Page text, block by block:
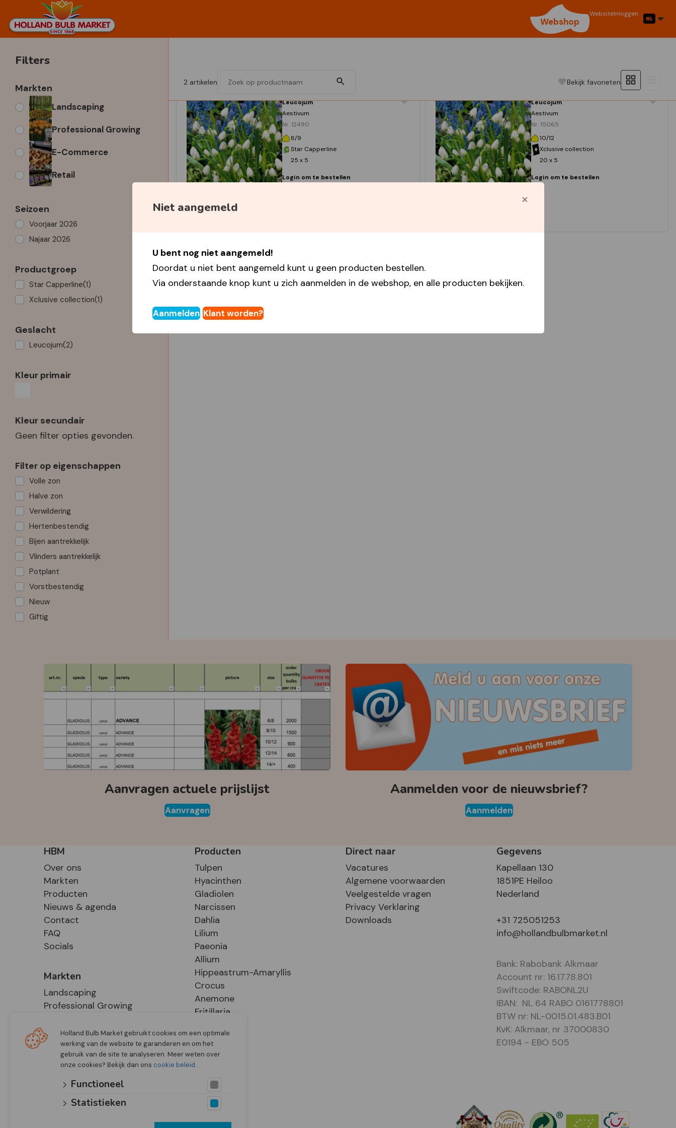
Webshop
WebsiteInloggen
Niet aangemeld
U bent nog niet aangemeld!
Doordat u niet bent aangemeld kunt u geen producten bestellen.
Via onderstaande knop kunt u zich aanmelden in de webshop, en alle producten bekijken.
Aanmelden Klant worden?
Filters
Markten
Landscaping
Professional Growing
E-Commerce
Retail
Seizoen
Voorjaar 2026
Najaar 2026
Productgroep
Star Capperline(1)
Xclusive collection(1)
Geslacht
Leucojum(2)
Kleur primair
Kleur secundair
Geen filter opties gevonden.
Filter op eigenschappen
Volle zon
Halve zon
Verwildering
Hertenbestendig
Bijen aantrekkelijk
Vlinders aantrekkelijk
Potplant
Vorstbestendig
Nieuw
Giftig
2 artikelen Bekijk favorieten
Leucojum
Aestivum
Nr. 12490
8/9
Star Capperline
25 x 5
Login om te bestellen
Leucojum
Aestivum
Nr. 15065
10/12
Xclusive collection
20 x 5
Login om te bestellen
Aanvragen actuele prijslijst
Aanvragen
Aanmelden voor de nieuwsbrief?
Aanmelden
HBM
Over ons
Markten
Producten
Nieuws & agenda
Contact
FAQ
Socials
Markten
Landscaping
Professional Growing
Retail
Producten
Tulpen
Hyacinthen
Gladiolen
Narcissen
Dahlia
Lilium
Paeonia
Allium
Hippeastrum-Amaryllis
Crocus
Anemone
Fritillaria
Direct naar
Vacatures
Algemene voorwaarden
Veelgestelde vragen
Privacy Verklaring
Downloads
Gegevens
Kapellaan 130
1851PE Heiloo
Nederland
+31 725051253
info@hollandbulbmarket.nl
Bank: Rabobank Alkmaar
Account nr: 16.17.78.801
Swiftcode: RABONL2U
IBAN: NL 64 RABO 0161778801
BTW nr: NL-0015.01.483.B01
KvK: Alkmaar, nr 37000830
E0194 - EBO 505
Holland Bulb Market gebruikt cookies om een optimale
werking van de website te garanderen en om het
gebruik van de site te analyseren. Meer weten over
onze cookies? Bekijk dan ons cookie beleid.
Functioneel
Statistieken